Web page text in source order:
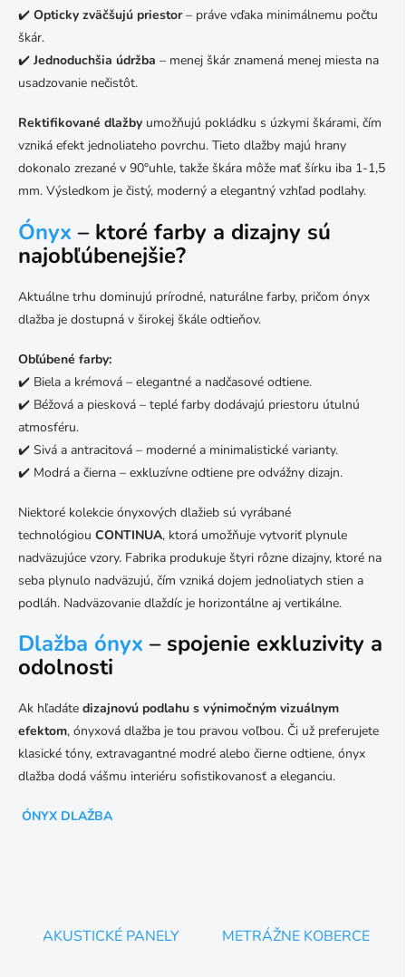
✔️ Opticky zväčšujú priestor – práve vďaka minimálnemu počtu
škár.
✔️ Jednoduchšia údržba – menej škár znamená menej miesta na
usadzovanie nečistôt.
Rektifikované dlažby umožňujú pokládku s úzkymi škárami, čím
vzniká efekt jednoliateho povrchu. Tieto dlažby majú hrany
dokonalo zrezané v 90°uhle, takže škára môže mať šírku iba 1-1,5
mm. Výsledkom je čistý, moderný a elegantný vzhľad podlahy.
Ónyx – ktoré farby a dizajny sú
najobľúbenejšie?
Aktuálne trhu dominujú prírodné, naturálne farby, pričom ónyx
dlažba je dostupná v širokej škále odtieňov.
Obľúbené farby:
✔️ Biela a krémová – elegantné a nadčasové odtiene.
✔️ Béžová a piesková – teplé farby dodávajú priestoru útulnú
atmosféru.
✔️ Sivá a antracitová – moderné a minimalistické varianty.
✔️ Modrá a čierna – exkluzívne odtiene pre odvážny dizajn.
Niektoré kolekcie ónyxových dlažieb sú vyrábané
technológiou CONTINUA, ktorá umožňuje vytvoriť plynule
nadväzujúce vzory. Fabrika produkuje štyri rôzne dizajny, ktoré na
seba plynulo nadväzujú, čím vzniká dojem jednoliatych stien a
podláh. Nadväzovanie dlaždíc je horizontálne aj vertikálne.
Dlažba ónyx – spojenie exkluzivity a
odolnosti
Ak hľadáte dizajnovú podlahu s výnimočným vizuálnym
efektom, ónyxová dlažba je tou pravou voľbou. Či už preferujete
klasické tóny, extravagantné modré alebo čierne odtiene, ónyx
dlažba dodá vášmu interiéru sofistikovanosť a eleganciu.
ÓNYX DLAŽBA
AKUSTICKÉ PANELY METRÁŽNE KOBERCE